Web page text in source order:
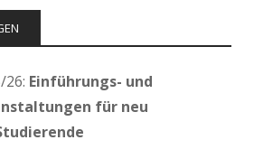
Einführungs- und
für neu